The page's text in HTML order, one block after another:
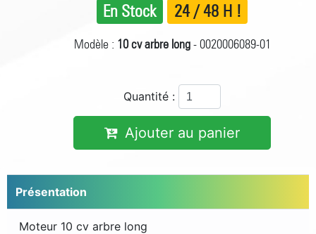
En Stock 24 / 48 H !
Modèle : 10 cv arbre long- 0020006089-01
Quantité :
Ajouter au panier
Présentation
Moteur 10 cv arbre long